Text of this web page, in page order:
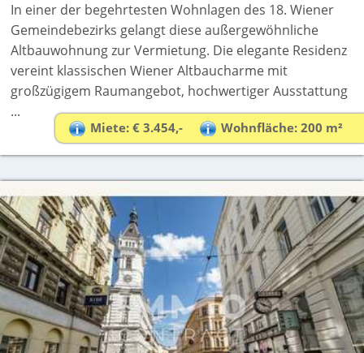
In einer der begehrtesten Wohnlagen des 18. Wiener
Gemeindebezirks gelangt diese außergewöhnliche
Altbauwohnung zur Vermietung. Die elegante Residenz
vereint klassischen Wiener Altbaucharme mit
großzügigem Raumangebot, hochwertiger Ausstattung
...
Miete: € 3.454,- Wohnfläche: 200 m²